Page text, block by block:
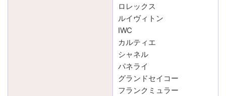
ロレックス
ルイヴィトン
IWC
カルティエ
シャネル
パネライ
グランドセイコー
フランクミュラー